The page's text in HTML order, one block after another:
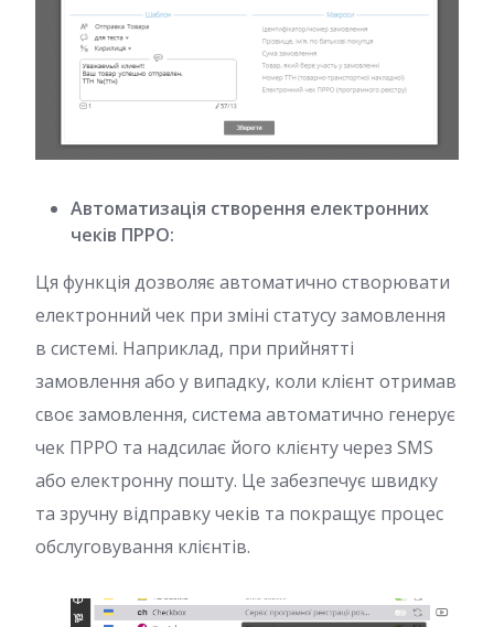
Автоматизація створення електронних
чеків ПРРО:
Ця функція дозволяє автоматично створювати
електронний чек при зміні статусу замовлення
в системі. Наприклад, при прийнятті
замовлення або у випадку, коли клієнт отримав
своє замовлення, система автоматично генерує
чек ПРРО та надсилає його клієнту через SMS
або електронну пошту. Це забезпечує швидку
та зручну відправку чеків та покращує процес
обслуговування клієнтів.